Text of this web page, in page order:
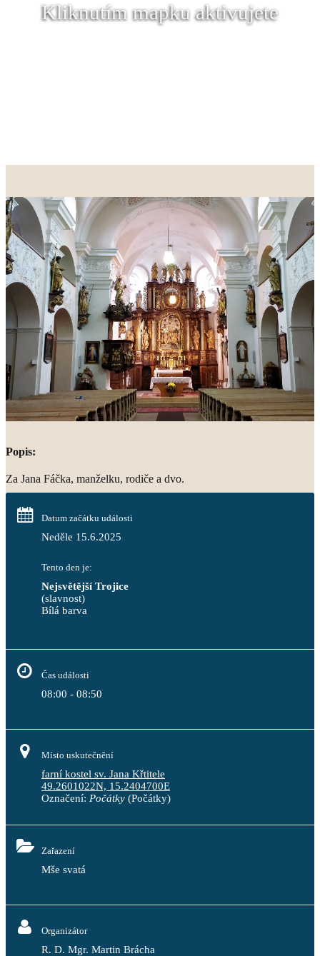
Kliknutím mapku aktivujete
Popis:
Za Jana Fáčka, manželku, rodiče a dvo.
Datum začátku události
Neděle 15.6.2025
Tento den je:
Nejsvětější Trojice
(slavnost)
Bílá barva
Čas události
08:00 - 08:50
Místo uskutečnění
farní kostel sv. Jana Křtitele
49.2601022N, 15.2404700E
Označení: Počátky (Počátky)
Zařazení
Mše svatá
Organizátor
R. D. Mgr. Martin Brácha